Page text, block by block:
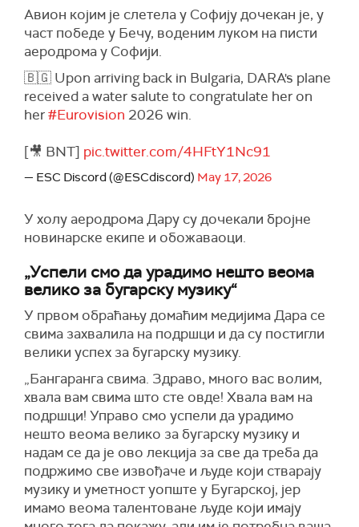
Авион којим је слетела у Софију дочекан је, у
част победе у Бечу, воденим луком на писти
аеродрома у Софији.
🇧🇬 Upon arriving back in Bulgaria, DARA's plane
received a water salute to congratulate her on
her#Eurovision 2026 win.
[🎥 BNT] pic.twitter.com/4HFtY1Nc91
— ESC Discord (@ESCdiscord) May 17, 2026
У холу аеродрома Дару су дочекали бројне
новинарске екипе и обожаваоци.
„Успели смо да урадимо нешто веома
велико за бугарску музику“
У првом обраћању домаћим медијима Дара се
свима захвалила на подршци и да су постигли
велики успех за бугарску музику.
„Бангаранга свима. Здраво, много вас волим,
хвала вам свима што сте овде! Хвала вам на
подршци! Управо смо успели да урадимо
нешто веома велико за бугарску музику и
надам се да је ово лекција за све да треба да
подржимо све извођаче и људе који стварају
музику и уметност уопште у Бугарској, јер
имамо веома талентоване људе који имају